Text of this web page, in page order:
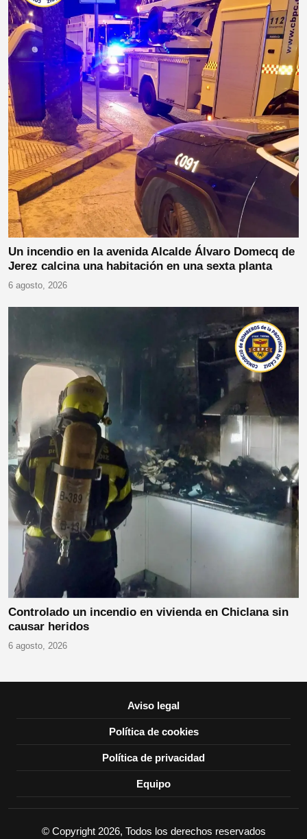
Un incendio en la avenida Alcalde Álvaro Domecq de
Jerez calcina una habitación en una sexta planta
6 agosto, 2026
Controlado un incendio en vivienda en Chiclana sin
causar heridos
6 agosto, 2026
Aviso legal
Política de cookies
Política de privacidad
Equipo
© Copyright 2026, Todos los derechos reservados